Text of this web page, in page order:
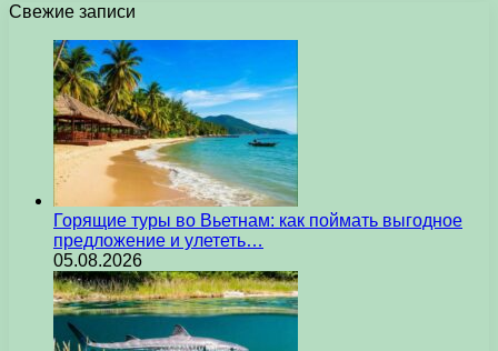
Свежие записи
Горящие туры во Вьетнам: как поймать выгодное
предложение и улететь…
05.08.2026